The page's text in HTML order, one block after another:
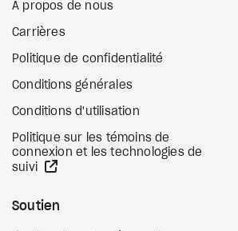
À propos de nous
Carrières
Politique de confidentialité
Conditions générales
Conditions d'utilisation
Politique sur les témoins de
connexion et les technologies de
suivi
Soutien